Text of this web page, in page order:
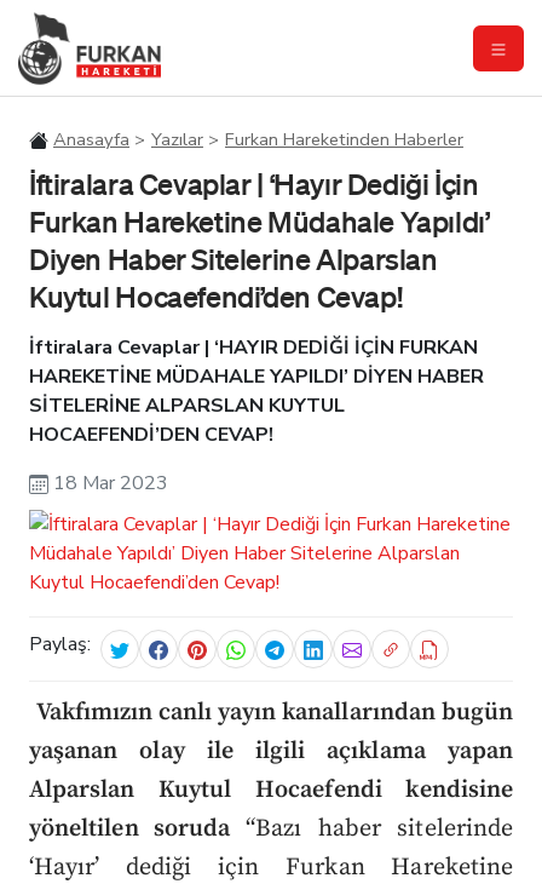
Anasayfa Yazılar Furkan Hareketinden Haberler
İftiralara Cevaplar | ‘Hayır Dediği İçin
Furkan Hareketine Müdahale Yapıldı’
Diyen Haber Sitelerine Alparslan
Kuytul Hocaefendi’den Cevap!
İftiralara Cevaplar | ‘HAYIR DEDİĞİ İÇİN FURKAN
HAREKETİNE MÜDAHALE YAPILDI’ DİYEN HABER
SİTELERİNE ALPARSLAN KUYTUL
HOCAEFENDİ’DEN CEVAP!
18 Mar 2023
Paylaş:
Vakfımızın canlı yayın kanallarından bugün
yaşanan olay ile ilgili açıklama yapan
Alparslan Kuytul Hocaefendi kendisine
yöneltilen soruda “Bazı haber sitelerinde
‘Hayır’ dediği için Furkan Hareketine